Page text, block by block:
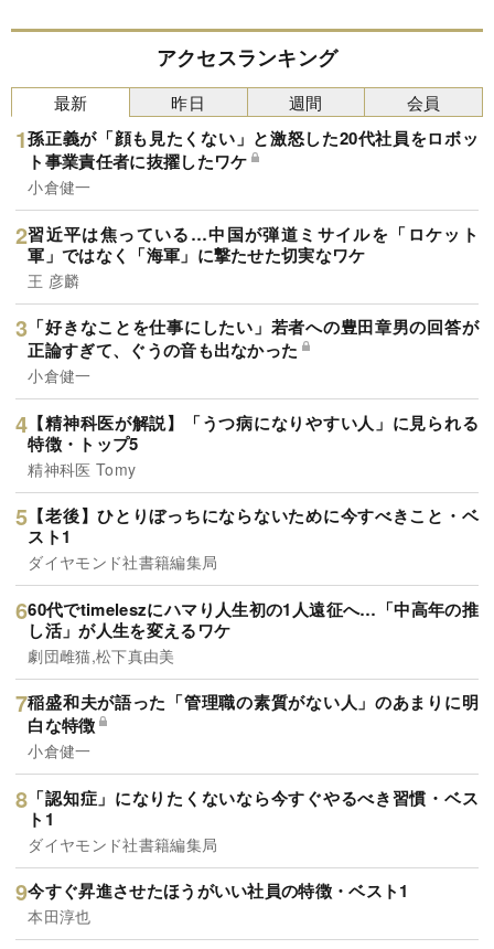
アクセスランキング
最新
孫正義が「顔も見たくない」と激怒した20代社員をロボッ
ト事業責任者に抜擢したワケ
小倉健一
習近平は焦っている…中国が弾道ミサイルを「ロケット
軍」ではなく「海軍」に撃たせた切実なワケ
王 彦麟
「好きなことを仕事にしたい」若者への豊田章男の回答が
正論すぎて、ぐうの音も出なかった
小倉健一
【精神科医が解説】「うつ病になりやすい人」に見られる
特徴・トップ5
精神科医 Tomy
【老後】ひとりぼっちにならないために今すべきこと・ベ
スト1
ダイヤモンド社書籍編集局
60代でtimeleszにハマり人生初の1人遠征へ…「中高年の推
し活」が人生を変えるワケ
劇団雌猫,松下真由美
稲盛和夫が語った「管理職の素質がない人」のあまりに明
白な特徴
小倉健一
「認知症」になりたくないなら今すぐやるべき習慣・ベス
ト1
ダイヤモンド社書籍編集局
今すぐ昇進させたほうがいい社員の特徴・ベスト1
本田淳也
昨日 週間 会員